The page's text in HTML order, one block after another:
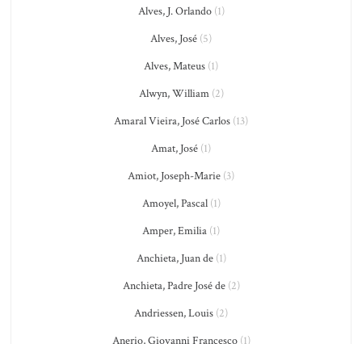
Alves, J. Orlando(1)
Alves, José (5)
Alves, Mateus (1)
Alwyn, William(2)
Amaral Vieira, José Carlos (13)
Amat, José (1)
Amiot, Joseph-Marie (3)
Amoyel, Pascal(1)
Amper, Emilia (1)
Anchieta, Juan de(1)
Anchieta, Padre José de(2)
Andriessen, Louis (2)
Anerio, Giovanni Francesco(1)